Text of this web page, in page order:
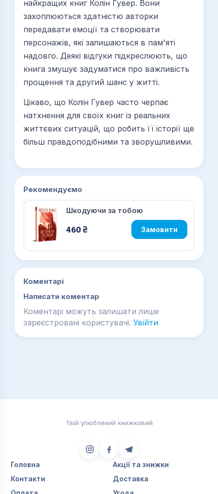
найкращих книг Колін Гувер. Вони
захоплюються здатністю авторки
передавати емоції та створювати
персонажів, які залишаються в пам'яті
надовго. Деякі відгуки підкреслюють, що
книга змушує задуматися про важливість
прощення та другий шанс у житті.
Цікаво, що Колін Гувер часто черпає
натхнення для своїх книг із реальних
життєвих ситуацій, що робить її історії ще
більш правдоподібними та зворушливими.
Рекомендуємо
Шкодуючи за тобою
460 ₴ Замовити
Коментарі
Написати коментар
Коментарі можуть залишати лише
зареєстровані користувачі. Увійти
Твій улюблений книжковий
Головна
Акції та знижки
Контакти
Доставка